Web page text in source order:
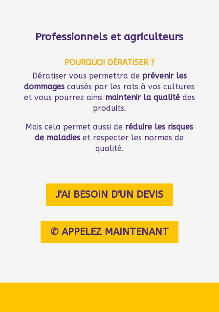
Professionnels et agriculteurs
POURQUOI DÉRATISER ?
Dératiser vous permettra de prévenir les
dommages causés par les rats à vos cultures
et vous pourrez ainsi maintenir la qualitédes
produits.
Mais cela permet aussi de réduire les risques
de maladies et respecter les normes de
qualité.
J'AI BESOIN D'UN DEVIS
✆ APPELEZ MAINTENANT